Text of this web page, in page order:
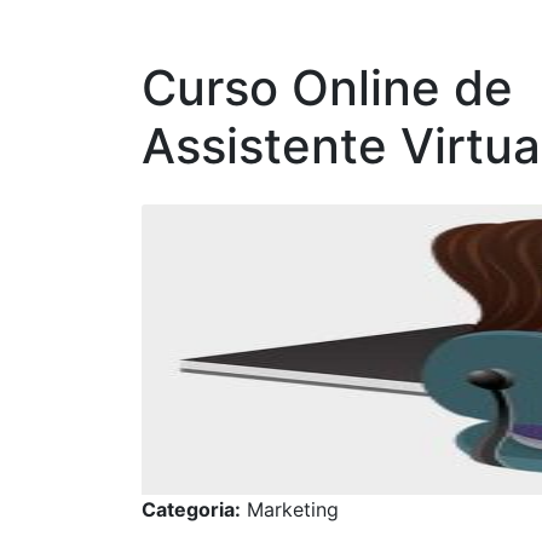
Curso Online de
Assistente
Categoria: Marketing